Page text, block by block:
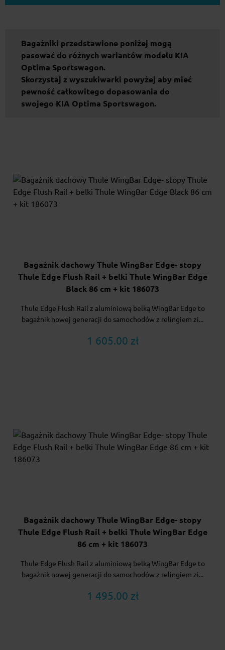
Bagażniki przedstawione poniżej mogą
pasować do różnych wariantów modelu KIA
Optima Sportswagon.
Skorzystaj z wyszukiwarki powyżej aby mieć
pewność całkowitego dopasowania do
swojego KIA Optima Sportswagon.
Bagażnik dachowy Thule WingBar Edge- stopy
Thule Edge Flush Rail + belki Thule WingBar Edge
Black 86 cm + kit 186073
Thule Edge Flush Rail z aluminiową belką WingBar Edge to
bagażnik nowej generacji do samochodów z relingiem zi...
1 605.00 zł
Bagażnik dachowy Thule WingBar Edge- stopy
Thule Edge Flush Rail + belki Thule WingBar Edge
86 cm + kit 186073
Thule Edge Flush Rail z aluminiową belką WingBar Edge to
bagażnik nowej generacji do samochodów z relingiem zi...
1 495.00 zł